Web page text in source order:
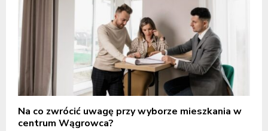
Na co zwrócić uwagę przy wyborze mieszkania w
centrum Wągrowca?